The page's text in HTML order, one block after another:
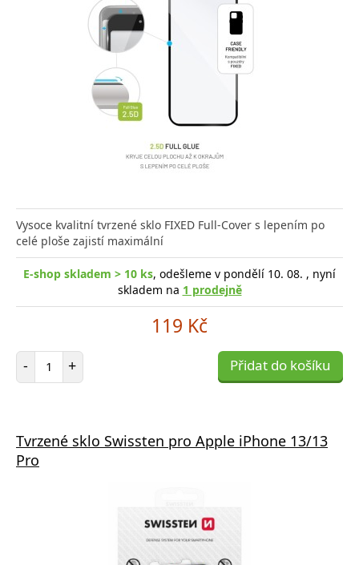
Vysoce kvalitní tvrzené sklo FIXED Full-Cover s lepením po
celé ploše zajistí maximální
E-shop skladem > 10 ks, odešleme v pondělí 10. 08. , nyní
skladem na 1 prodejně
119 Kč
- Počet položek
+ Přidat do košíku
Tvrzené sklo Swissten pro Apple iPhone 13/13
Pro